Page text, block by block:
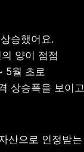
승했어요.
양이 점점
5월 초로
상승폭을 보이고
산으로 인정받는